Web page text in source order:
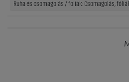
Ruha és csomagolás / fóliák: Csomagolás,